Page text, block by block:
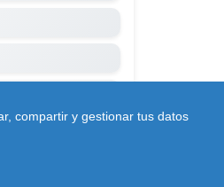
compartir y gestionar tus datos